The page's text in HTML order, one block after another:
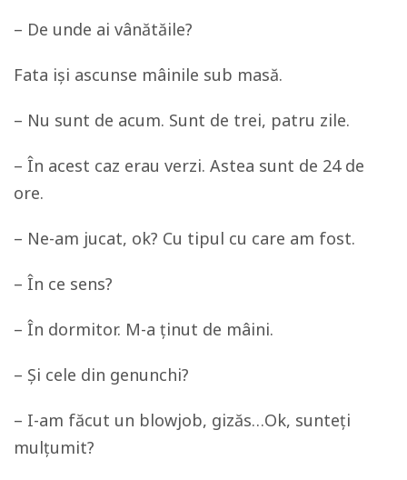
– De unde ai vânătăile?
Fata iși ascunse mâinile sub masă.
– Nu sunt de acum. Sunt de trei, patru zile.
– În acest caz erau verzi. Astea sunt de 24 de
ore.
– Ne-am jucat, ok? Cu tipul cu care am fost.
– În ce sens?
– În dormitor. M-a ținut de mâini.
– Și cele din genunchi?
– I-am făcut un blowjob, gizăs…Ok, sunteți
mulțumit?